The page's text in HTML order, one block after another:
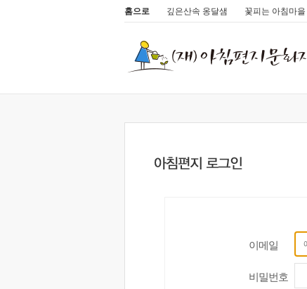
홈으로 깊은산속 옹달샘 꽃피는 아침마을
이메일
비밀번호